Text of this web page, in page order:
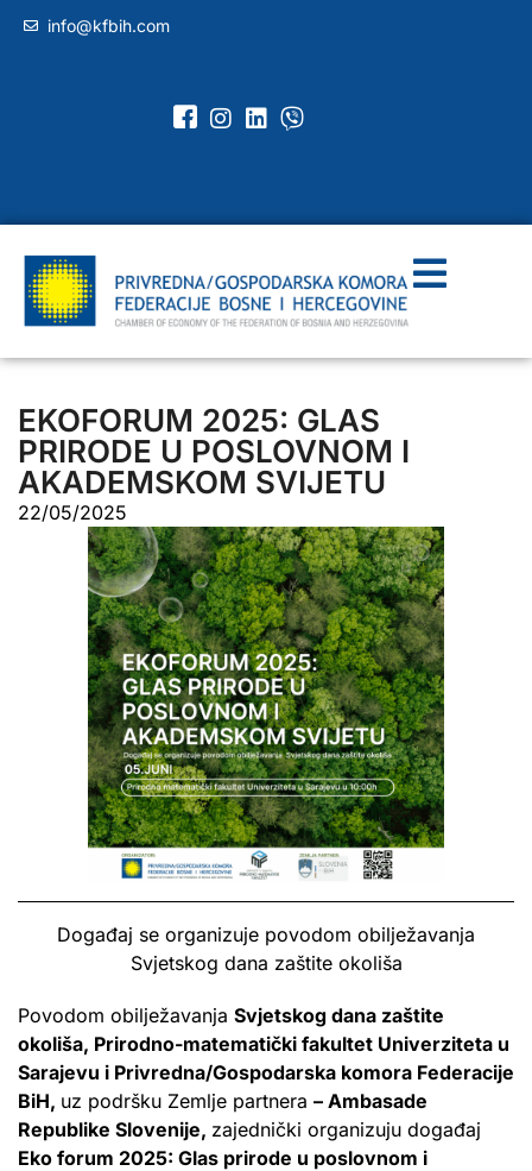
info@kfbih.com
EKOFORUM 2025: GLAS
PRIRODE U POSLOVNOM I
AKADEMSKOM SVIJETU
22/05/2025
Događaj se organizuje povodom obilježavanja
Svjetskog dana zaštite okoliša
Povodom obilježavanja Svjetskog dana zaštite
okoliša, Prirodno-matematički fakultet Univerziteta u
Sarajevu i Privredna/Gospodarska komora Federacije
BiH, uz podršku Zemlje partnera – Ambasade
Republike Slovenije, zajednički organizuju događaj
Eko forum 2025: Glas prirode u poslovnom i